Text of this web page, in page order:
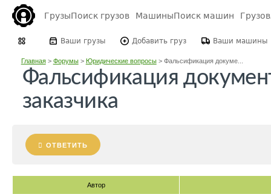
ГрузыПоиск грузов МашиныПоиск машин
Ваши грузы Добавить груз Ваши машины
Главная> Форумы> Юридические вопросы> Фальсификация докуме...
Фальсификация
заказчика
ОТВЕТИТЬ
Автор